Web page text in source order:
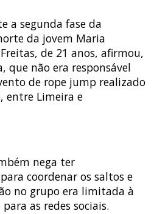
a segunda fase da
da jovem Maria
de 21 anos, afirmou,
que não era responsável
de rope jump realizado
entre Limeira e
nega ter
coordenar os saltos e
no grupo era limitada à
as redes sociais.